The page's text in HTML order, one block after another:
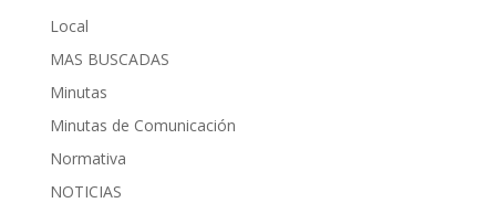
Local
MAS BUSCADAS
Minutas
Minutas de Comunicación
Normativa
NOTICIAS